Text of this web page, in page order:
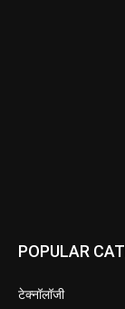
POPULAR
टेक्नॉलॉजी